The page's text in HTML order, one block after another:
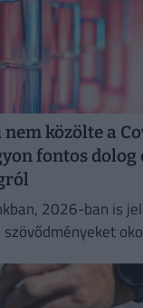
nem közölte a
fontos dolog
2026-ban is